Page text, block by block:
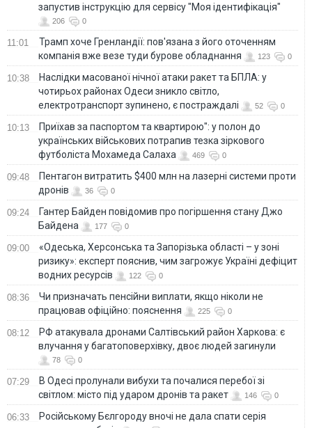
запустив інструкцію для сервісу "Моя ідентифікація"
206 0
11:01
Трамп хоче Гренландії: пов'язана з його оточенням
компанія вже везе туди бурове обладнання
123 0
10:38
Наслідки масованої нічної атаки ракет та БПЛА: у
чотирьох районах Одеси зникло світло,
електротранспорт зупинено, є постраждалі
52 0
10:13
Приїхав за паспортом та квартирою": у полон до
українських військових потрапив тезка зіркового
футболіста Мохамеда Салаха
469 0
09:48
Пентагон витратить $400 млн на лазерні системи проти
дронів
36 0
09:24
Гантер Байден повідомив про погіршення стану Джо
Байдена
177 0
09:00
«Одеська, Херсонська та Запорізька області – у зоні
ризику»: експерт пояснив, чим загрожує Україні дефіцит
водних ресурсів
122 0
08:36
Чи призначать пенсійни виплати, якщо ніколи не
працював офіційно: пояснення
225 0
08:12
РФ атакувала дронами Салтівський район Харкова: є
влучання у багатоповерхівку, двоє людей загинули
78 0
07:29
В Одесі пролунали вибухи та почалися перебої зі
світлом: місто під ударом дронів та ракет
146 0
06:33
Російському Бєлгороду вночі не дала спати серія